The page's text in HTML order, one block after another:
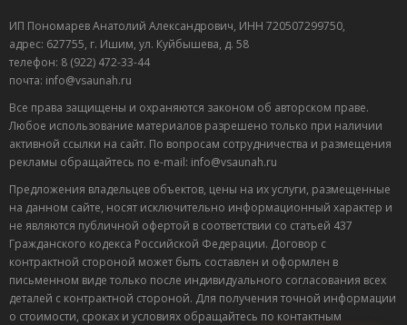
ИП Пономарев Анатолий Александрович, ИНН 720507299750,
адрес: 627755, г. Ишим, ул. Куйбышева, д. 58
телефон: 8 (922) 472-33-44
почта: info@vsaunah.ru
Все права защищены и охраняются законом об авторском праве.
Любое использование материалов разрешено только при наличии
активной ссылки на сайт. По вопросам сотрудничества и размещения
рекламы обращайтесь по e-mail: info@vsaunah.ru
Предложения владельцев объектов, цены на их услуги, размещенные
на данном сайте, носят исключительно информационный характер и
не являются публичной офертой в соответствии со статьей 437
Гражданского кодекса Российской Федерации. Договор с
контрактной стороной может быть составлен и оформлен в
письменном виде только после индивидуального согласования всех
деталей с контрактной стороной. Для получения точной информации
о стоимости, сроках и условиях обращайтесь по контактным
Лучшие
спецпредложения
саун